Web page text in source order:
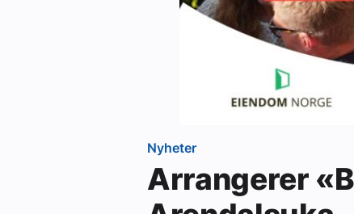
Nyheter
Arrangerer